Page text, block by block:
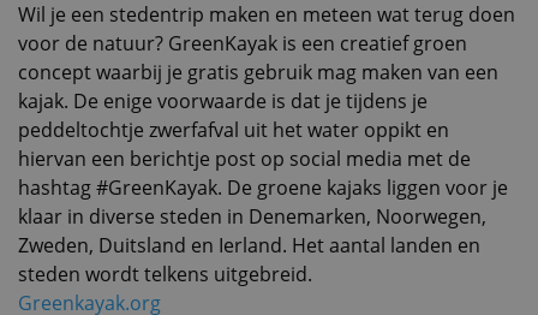
Wil je een stedentrip maken en meteen wat terug doen
voor de natuur? GreenKayak is een creatief groen
concept waarbij je gratis gebruik mag maken van een
kajak. De enige voorwaarde is dat je tijdens je
peddeltochtje zwerfafval uit het water oppikt en
hiervan een berichtje post op social media met de
hashtag #GreenKayak. De groene kajaks liggen voor je
klaar in diverse steden in Denemarken, Noorwegen,
Zweden, Duitsland en Ierland. Het aantal landen en
steden wordt telkens uitgebreid.
Greenkayak.org